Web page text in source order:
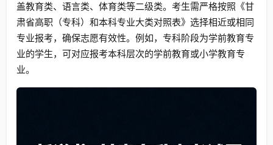
盖教育类、语言类、体育类等二级类。考生需严格按照《甘
肃省高职（专科）和本科专业大类对照表》选择相近或相同
专业报考，确保志愿有效性。例如，专科阶段为学前教育专
业的学生，可对应报考本科层次的学前教育或小学教育专
业。